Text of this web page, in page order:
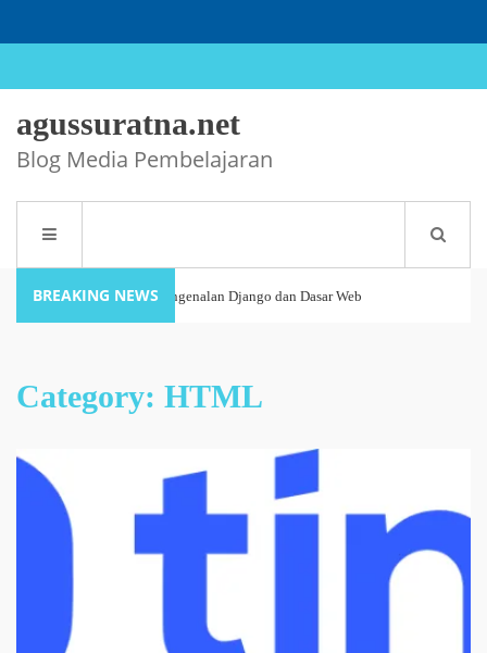
agussuratna.net
Blog Media Pembelajaran
Tutorial Django #1 : Pengenalan Django dan Dasar Web
Panduan Lengkap Menggunakan HUSTOJ untuk Guru dan
Siswa
Cara Install HUSTOJ (HUST Online Judge) di Ubuntu
Cara Mencari Jurnal dengan mudah di Publish or Perish
BREAKING NEWS
Category: HTML